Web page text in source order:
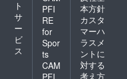
ト
サ
ー
ビ
ス
PFI
RE
for
Spor
ts
CAM
本方針
カスタ
マーハ
ラスメ
ントに
対する
考え方